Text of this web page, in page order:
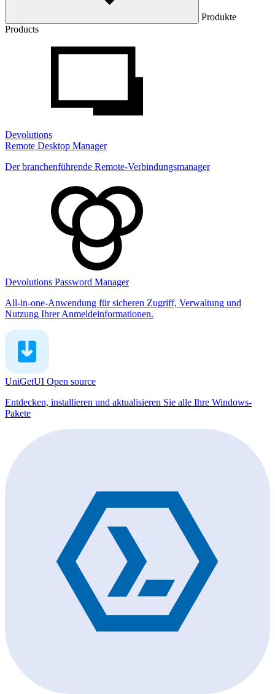
Produkte
Products
Devolutions
Remote Desktop Manager
Der branchenführende Remote-Verbindungsmanager
Devolutions Password Manager
All-in-one-Anwendung für sicheren Zugriff, Verwaltung und
Nutzung Ihrer Anmeldeinformationen.
UniGetUI Open source
Entdecken, installieren und aktualisieren Sie alle Ihre Windows-
Pakete